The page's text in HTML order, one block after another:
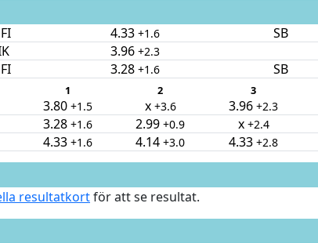
4.33 +1.6
SB
3.96 +2.3
3.28 +1.6 SB
1 2 3
3.80 +1.5 x +3.6 3.96 +2.3
3.28 +1.6 2.99 +0.9 x +2.4
4.33 +1.6 4.14 +3.0 4.33 +2.8
resultatkortför att se resultat.